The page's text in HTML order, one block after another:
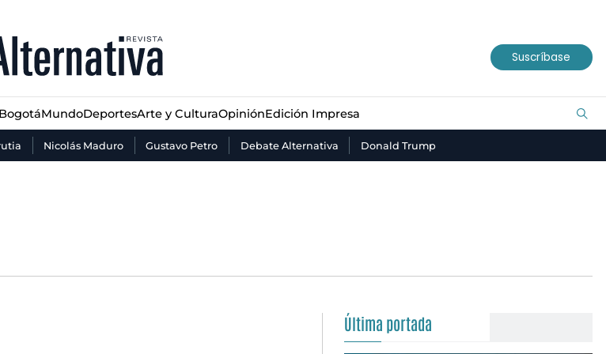
Suscríbase
BogotáMundoDeportesArte y CulturaOpiniónEdición Impresa
Nicolás Maduro Gustavo Petro Debate Alternativa Donald Trump
BogotáMundo Deportes Arte y Cultura
Última portada